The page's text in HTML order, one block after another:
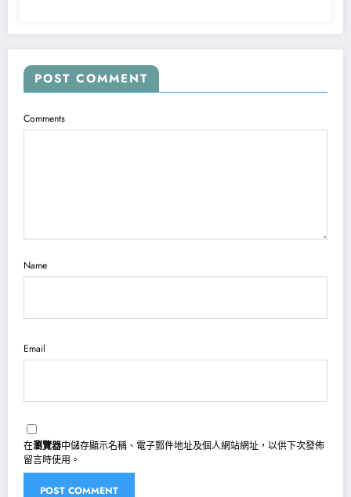
POST COMMENT
Comments
Name
Email
在瀏覽器中儲存顯示名稱、電子郵件地址及個人網站網址，以供下次發佈
留言時使用。